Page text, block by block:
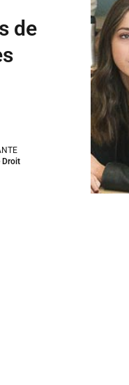
de
Droit